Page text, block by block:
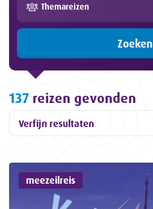
Themareizen
Zoeken
137 reizen gevonden
Verfijn resultaten
meezeilreis